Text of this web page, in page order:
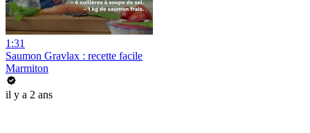
1:31
Saumon Gravlax : recette facile
Marmiton
il y a 2 ans